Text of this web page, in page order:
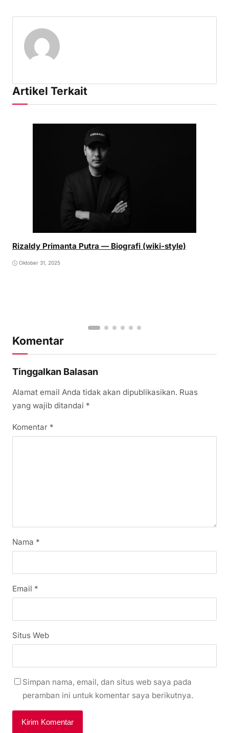
Artikel Terkait
Rizaldy Primanta Putra — Biografi (wiki-style)
Oktober 31, 2025
Komentar
Tinggalkan Balasan
Alamat email Anda tidak akan dipublikasikan. Ruas
yang wajib ditandai *
Komentar *
Nama *
Email *
Situs Web
Simpan nama, email, dan situs web saya pada
peramban ini untuk komentar saya berikutnya.